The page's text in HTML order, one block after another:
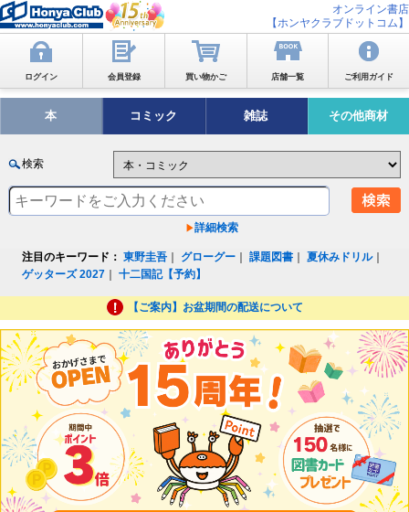
オンライン書店
【ホンヤクラブドットコム】
ログイン 会員登録 買い物かご 店舗一覧 ご利用ガイド
本 コミック 雑誌 その他商材
検索
詳細検索
注目のキーワード： 東野圭吾 グローグー ｜課題図書 ｜夏休みドリル｜
ゲッターズ 2027 ｜十二国記【予約】
【ご案内】お盆期間の配送について